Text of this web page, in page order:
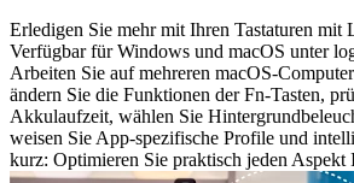
Erledigen Sie mehr mit Ihren Tastaturen mit
Verfügbar für Windows und macOS unter
Arbeiten Sie auf mehreren macOS-
ändern Sie die Funktionen der Fn-Tasten,
Akkulaufzeit, wählen Sie
weisen Sie App-spezifische Profile und
kurz: Optimieren Sie praktisch jeden Aspekt